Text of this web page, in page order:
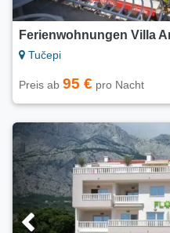
Ferienwohnungen Villa
Tučepi
Preis ab 95 € pro Nacht